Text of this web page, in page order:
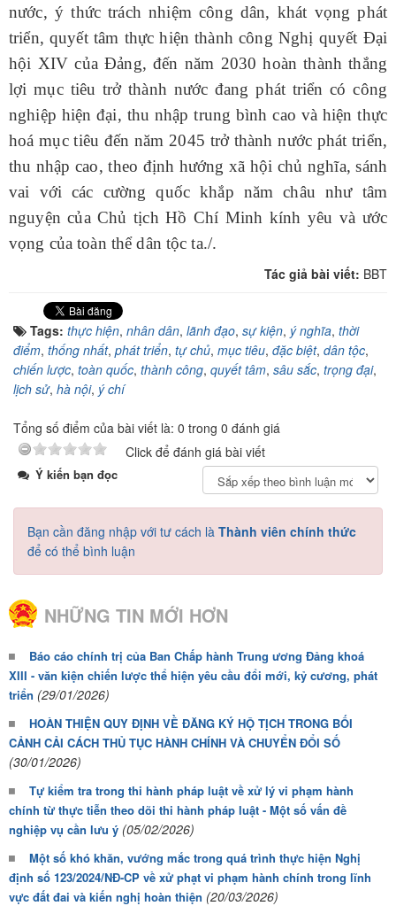
nước, ý thức trách nhiệm công dân, khát vọng phát
triển, quyết tâm thực hiện thành công Nghị quyết Đại
hội XIV của Đảng, đến năm 2030 hoàn thành thắng
lợi mục tiêu trở thành nước đang phát triển có công
nghiệp hiện đại, thu nhập trung bình cao và hiện thực
hoá mục tiêu đến năm 2045 trở thành nước phát triển,
thu nhập cao, theo định hướng xã hội chủ nghĩa, sánh
vai với các cường quốc khắp năm châu như tâm
nguyện của Chủ tịch Hồ Chí Minh kính yêu và ước
vọng của toàn thể dân tộc ta./.
Tác giả bài viết: BBT
Tags: thực hiện, nhân dân, lãnh đạo, sự kiện, ý nghĩa, thời
điểm, thống nhất, phát triển, tự chủ, mục tiêu, đặc biệt, dân tộc,
chiến lược, toàn quốc, thành công, quyết tâm, sâu sắc, trọng đại,
lịch sử, hà nội, ý chí
Tổng số điểm của bài viết là: 0 trong 0 đánh giá
Click để đánh giá bài viết
Ý kiến bạn đọc
Bạn cần đăng nhập với tư cách là Thành viên chính thức
để có thể bình luận
NHỮNG TIN MỚI HƠN
Báo cáo chính trị của Ban Chấp hành Trung ương Đảng khoá
XIII - văn kiện chiến lược thể hiện yêu cầu đổi mới, kỷ cương, phát
triển (29/01/2026)
HOÀN THIỆN QUY ĐỊNH VỀ ĐĂNG KÝ HỘ TỊCH TRONG BỐI
CẢNH CẢI CÁCH THỦ TỤC HÀNH CHÍNH VÀ CHUYỂN ĐỔI SỐ
(30/01/2026)
Tự kiểm tra trong thi hành pháp luật về xử lý vi phạm hành
chính từ thực tiễn theo dõi thi hành pháp luật - Một số vấn đề
nghiệp vụ cần lưu ý (05/02/2026)
Một số khó khăn, vướng mắc trong quá trình thực hiện Nghị
định số 123/2024/NĐ-CP về xử phạt vi phạm hành chính trong lĩnh
vực đất đai và kiến nghị hoàn thiện (20/03/2026)